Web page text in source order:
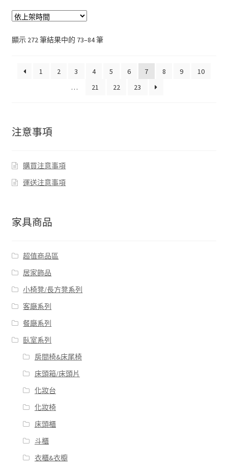
顯示 272 筆結果中的 73–84 筆
1 2 3 4 5 6 7 8 9
10
…
21 22 23
注意事項
購買注意事項
運送注意事項
家具商品
超值商品區
居家飾品
小椅凳/長方凳系列
客廰系列
餐廰系列
臥室系列
房間椅&床尾椅
床頭箱/床頭片
化妝台
化妝椅
床頭櫃
斗櫃
衣櫃&衣櫥